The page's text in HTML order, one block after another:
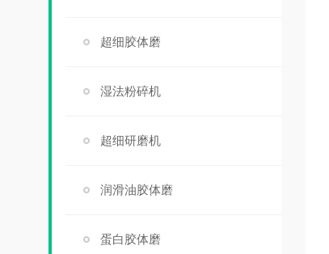
超细胶体磨
湿法粉碎机
超细研磨机
润滑油胶体磨
蛋白胶体磨